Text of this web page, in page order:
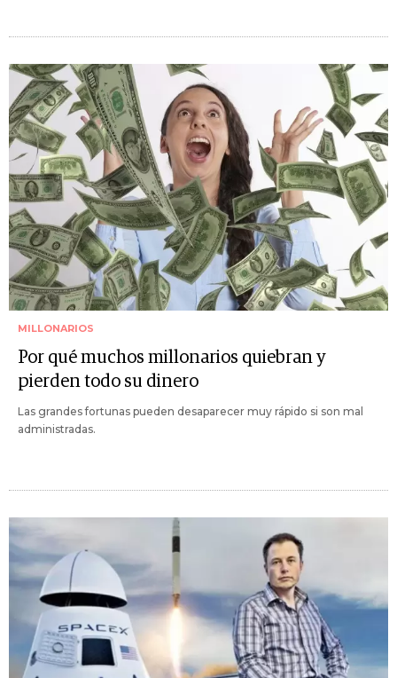
MILLONARIOS
Por qué muchos millonarios quiebran y
pierden todo su dinero
Las grandes fortunas pueden desaparecer muy rápido si son mal
administradas.